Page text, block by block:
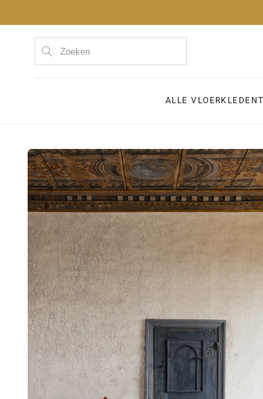
content
ALLE VLOERKLEDEN
Ga direct naar
productinformatie